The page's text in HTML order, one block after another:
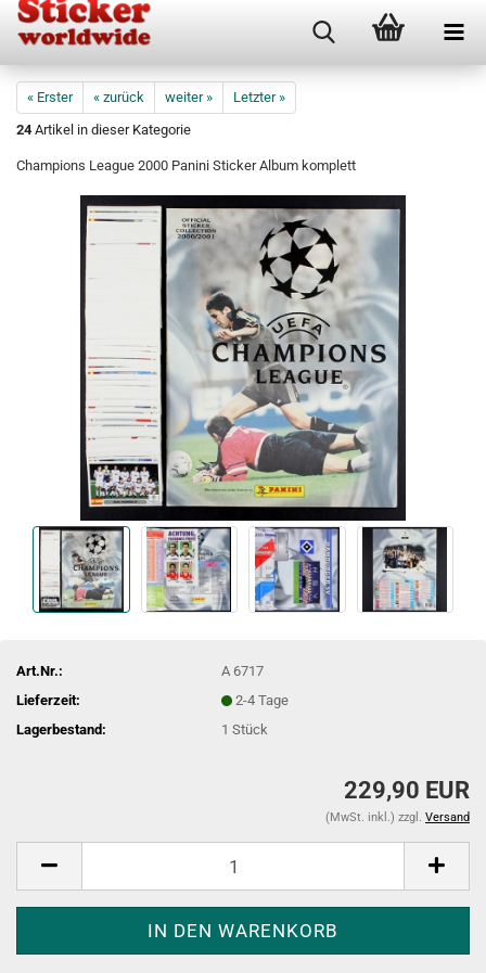
« Erster « zurück weiter »
Letzter »
24Artikel in dieser Kategorie
Champions League 2000 Panini Sticker Album komplett
Art.Nr.:
A 6717
Lieferzeit:
2-4 Tage
Lagerbestand:
1Stück
229,90 EUR
(MwSt. inkl.) zzgl. Versand